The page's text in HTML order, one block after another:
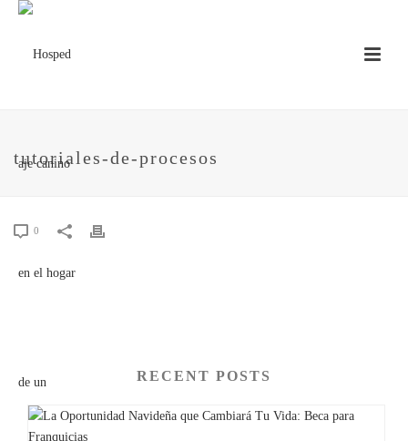
tutoriales-de-procesos
0
RECENT POSTS